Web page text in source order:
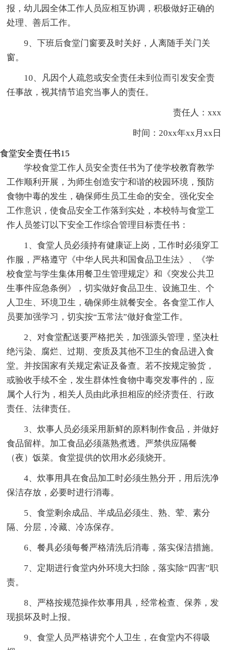
报，幼儿园全体工作人员应相互协调，积极做好正确的
处理、善后工作。
9、下班后食堂门窗要及时关好，人离随手关门关
窗。
10、凡因个人疏忽或安全责任未到位而引发安全责
任事故，视其情节追究当事人的责任。
责任人：xxx
时间：20xx年xx月xx日
食堂安全责任书15
学校食堂工作人员安全责任书为了使学校教育教学
工作顺利开展，为师生创造安宁和谐的校园环境，预防
食物中毒的发生，确保师生员工生命的安全。强化安全
工作意识，使食品安全工作落到实处，本校特与食堂工
作人员签订以下安全工作综合管理目标责任书：
1、食堂人员必须持有健康证上岗，工作时必须穿工
作服，严格遵守《中华人民共和国食品卫生法》、《学
校食堂与学生集体用餐卫生管理规定》和《突发公共卫
生事件应急条例》，切实做好食品卫生、设施卫生、个
人卫生、环境卫生，确保师生就餐安全。各食堂工作人
员要加强学习，切实按“五常法”做好食堂工作。
2、对食堂配送要严格把关，加强源头管理，坚决杜
绝污染、腐烂、过期、变质及其他不卫生的食品进入食
堂。并按国家有关规定索证及备查。若不按规定验货，
或验收手续不全，发生群体性食物中毒突发事件的，应
属个人行为，相关人员由此承担相应的经济责任、行政
责任、法律责任。
3、炊事人员必须采用新鲜的原料制作食品，并做好
食品留样。加工食品必须蒸熟煮透。严禁供应隔餐
（夜）饭菜。食堂提供的饮用水必须烧开。
4、炊事用具在食品加工时必须生熟分开，用后洗净
保洁存放，必要时进行消毒。
5、食堂剩余成品、半成品必须生、熟、荤、素分
隔、分层，冷藏、冷冻保存。
6、餐具必须每餐严格清洗后消毒，落实保洁措施。
7、定期进行食堂内外环境大扫除，落实除“四害”职
责。
8、严格按规范操作炊事用具，经常检查、保养，发
现损坏及时上报。
9、食堂人员严格讲究个人卫生，在食堂内不得吸